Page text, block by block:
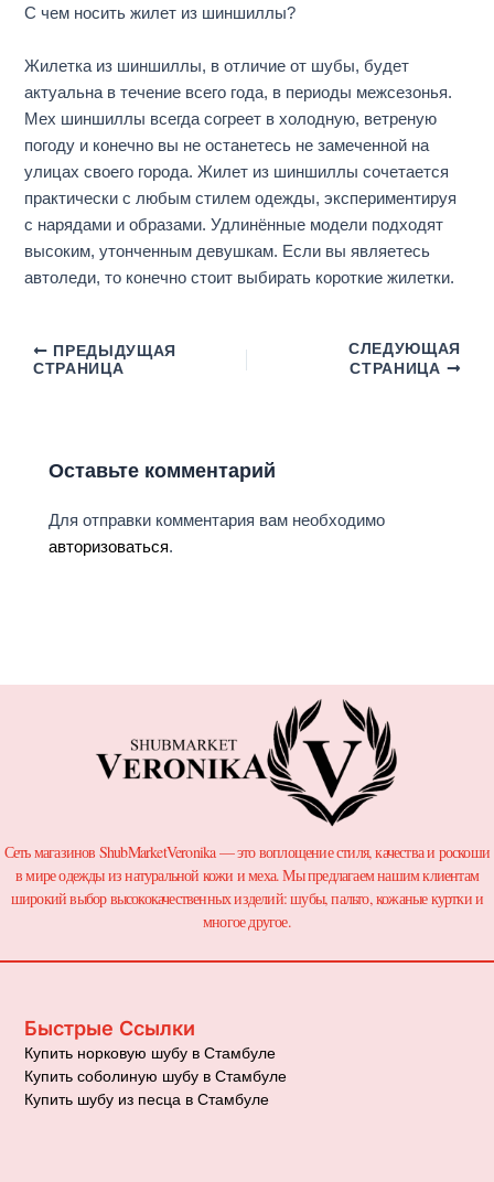
С чем носить жилет из шиншиллы?
Жилетка из шиншиллы, в отличие от шубы, будет
актуальна в течение всего года, в периоды межсезонья.
Мех шиншиллы всегда согреет в холодную, ветреную
погоду и конечно вы не останетесь не замеченной на
улицах своего города. Жилет из шиншиллы сочетается
практически с любым стилем одежды, экспериментируя
с нарядами и образами. Удлинённые модели подходят
высоким, утонченным девушкам. Если вы являетесь
автоледи, то конечно стоит выбирать короткие жилетки.
ПРЕДЫДУЩАЯ
СТРАНИЦА
СЛЕДУЮЩАЯ
СТРАНИЦА
Оставьте комментарий
Для отправки комментария вам необходимо
авторизоваться.
Сеть магазинов ShubMarketVeronika — это воплощение стиля, качества и роскоши
в мире одежды из натуральной кожи и меха. Мы предлагаем нашим клиентам
широкий выбор высококачественных изделий: шубы, пальто, кожаные куртки и
многое другое.
Быстрые Ссылки
Купить норковую шубу в Стамбуле
Купить соболиную шубу в Стамбуле
Купить шубу из песца в Стамбуле